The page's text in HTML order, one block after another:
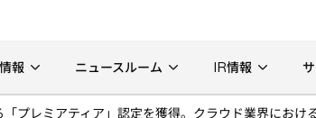
報 ニュースルーム IR情報
プレミアティア」認定を獲得。クラウド業界にお